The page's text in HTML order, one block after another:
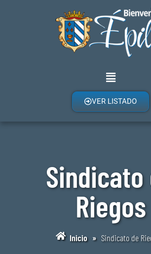
VER LISTADO
Sindicato
Riegos
Inicio » Sindicato de